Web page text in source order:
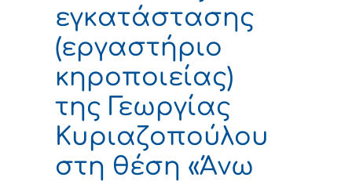
εγκατάστασης
(εργαστήριο
κηροποιείας)
της Γεωργίας
Κυριαζοπούλου
στη θέση «Άνω